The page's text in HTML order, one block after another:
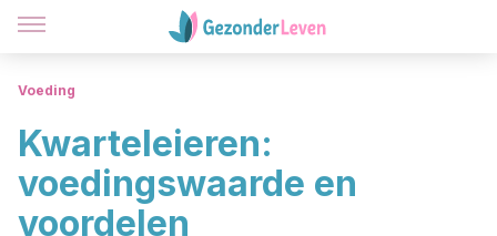
Voeding
Kwarteleieren:
voedingswaarde en
voordelen